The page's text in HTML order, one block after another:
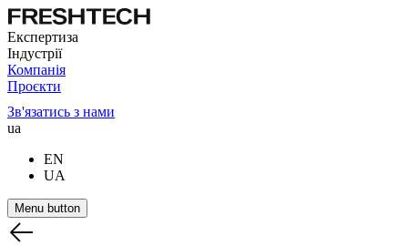
Експертиза
Індустрії
Компанія
Проєкти
Зв'язатись з нами
ua
EN
UA
Menu button